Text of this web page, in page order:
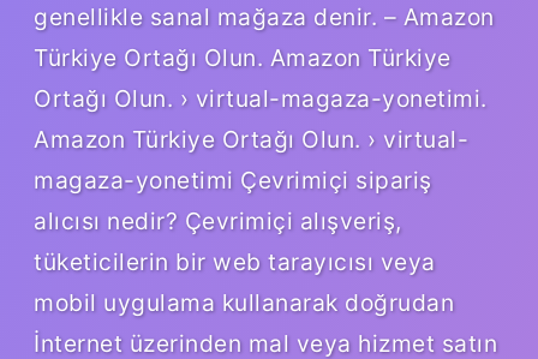
genellikle sanal mağaza denir. – Amazon
Türkiye Ortağı Olun. Amazon Türkiye
Ortağı Olun. › virtual-magaza-yonetimi.
Amazon Türkiye Ortağı Olun. › virtual-
magaza-yonetimi Çevrimiçi sipariş
alıcısı nedir? Çevrimiçi alışveriş,
tüketicilerin bir web tarayıcısı veya
mobil uygulama kullanarak doğrudan
İnternet üzerinden mal veya hizmet satın